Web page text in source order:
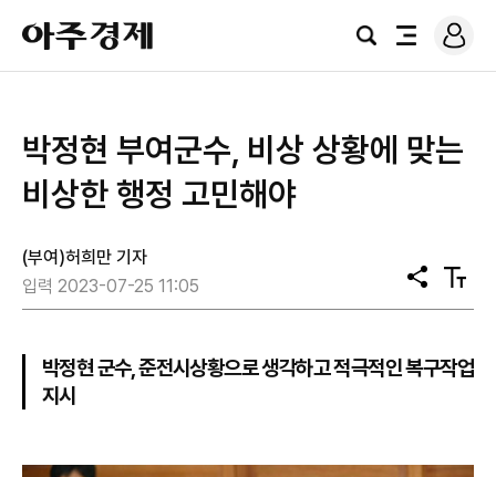
아
주
경
검
전
로
그
박정현 부여군수, 비상 상황에 맞는
비상한 행정 고민해야
(부여)허희만 기자
입력 2023-07-25 11:05
공
유
텍
스
기
박정현 군수, 준전시상황으로 생각하고 적극적인 복구작업
지시